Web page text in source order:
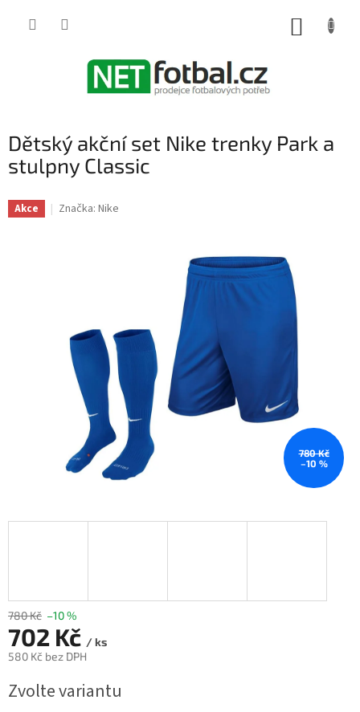
Dětský akční set Nike trenky Park a
stulpny Classic
Akce Značka: Nike
780 Kč
–10 %
780 Kč –10 %
702 Kč / ks
580 Kč bez DPH
cena:
Zvolte variantu